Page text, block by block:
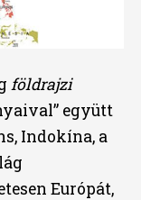
földrajzi
együtt
Indokína, a
Európát,